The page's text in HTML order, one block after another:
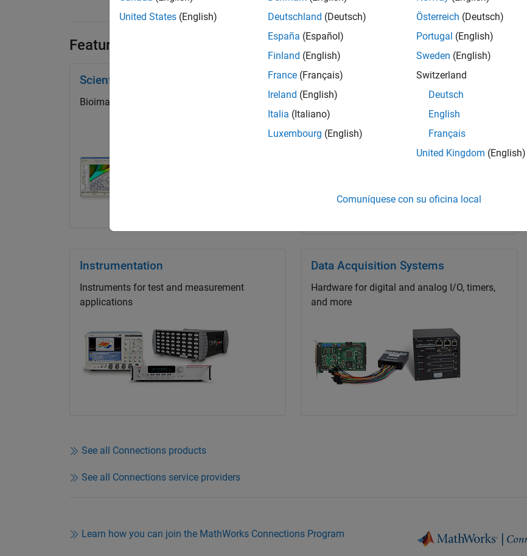
Featured Categories
Scientific Add-Ons for MATLAB
Bioimaging, oceanography, and more
Modeling and Simulation Tools
Specialized modeling tools and block
libraries for system and component modeling
in Simulink
Instrumentation
Instruments for test and measurement
applications
Data Acquisition Systems
Hardware for digital and analog I/O, timers,
and more
See all Connections products
See all Connections service providers
Learn how you can join the MathWorks Connections Program
United States (English)
Deutschland (Deutsch)
España (Español)
Finland (English)
France (Français)
Ireland (English)
Italia (Italiano)
Luxembourg (English)
Österreich (Deutsch)
Portugal (English)
Sweden (English)
Switzerland
Deutsch
English
Français
United Kingdom (English)
Comuníquese con su oficina local